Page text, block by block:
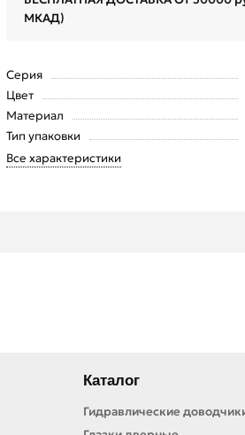
МКАД)
Серия
Цвет
Материал
Тип упаковки
Все характеристики
Каталог
Гидравлические